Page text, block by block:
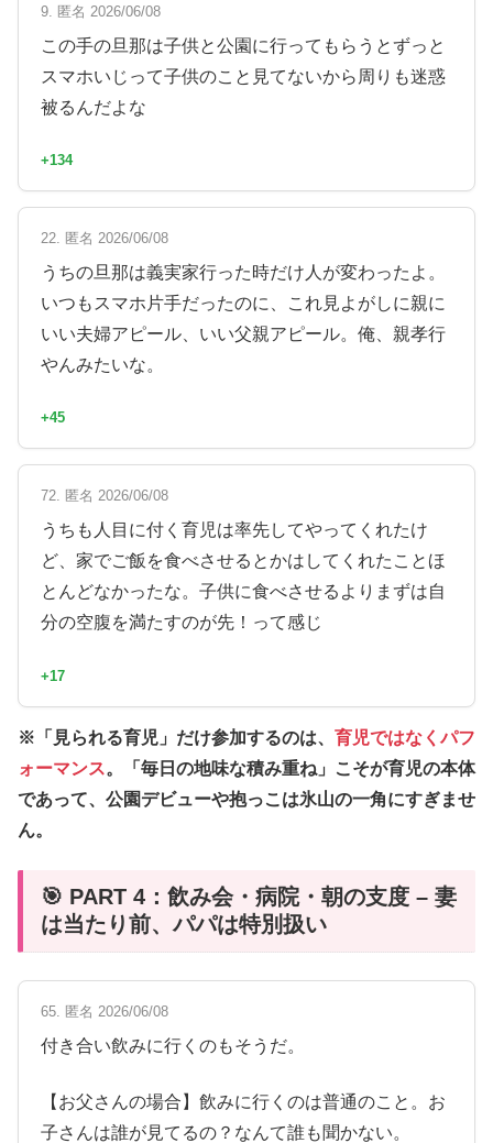
9. 匿名 2026/06/08
この手の旦那は子供と公園に行ってもらうとずっと
スマホいじって子供のこと見てないから周りも迷惑
被るんだよな
+134
22. 匿名 2026/06/08
うちの旦那は義実家行った時だけ人が変わったよ。
いつもスマホ片手だったのに、これ見よがしに親に
いい夫婦アピール、いい父親アピール。俺、親孝行
やんみたいな。
+45
72. 匿名 2026/06/08
うちも人目に付く育児は率先してやってくれたけ
ど、家でご飯を食べさせるとかはしてくれたことほ
とんどなかったな。子供に食べさせるよりまずは自
分の空腹を満たすのが先！って感じ
+17
※「見られる育児」だけ参加するのは、 育児ではなくパフ
ォーマンス。「毎日の地味な積み重ね」こそが育児の本体
であって、公園デビューや抱っこは氷山の一角にすぎませ
ん。
🎯 PART 4：飲み会・病院・朝の支度 – 妻
は当たり前、パパは特別扱い
65. 匿名 2026/06/08
付き合い飲みに行くのもそうだ。
【お父さんの場合】飲みに行くのは普通のこと。お
子さんは誰が見てるの？なんて誰も聞かない。